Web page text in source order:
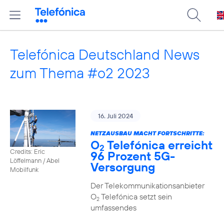
Telefónica Deutschland News
zum Thema #o2 2023
Credits: Eric
Löffelmann / Abel
Mobilfunk
16. Juli 2024
NETZAUSBAU MACHT FORTSCHRITTE:
O2 Telefónica erreicht
96 Prozent 5G-
Versorgung
Der Telekommunikationsanbieter
O2Telefónica setzt sein
umfassendes